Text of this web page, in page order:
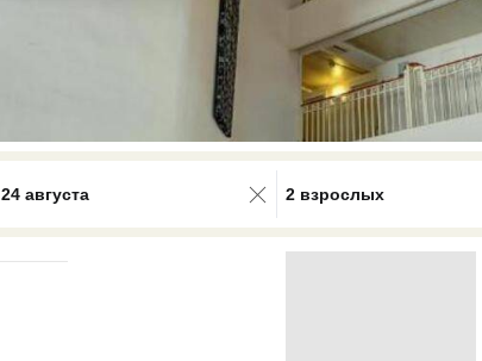
24 августа
0 results available. Select
2 взрослых